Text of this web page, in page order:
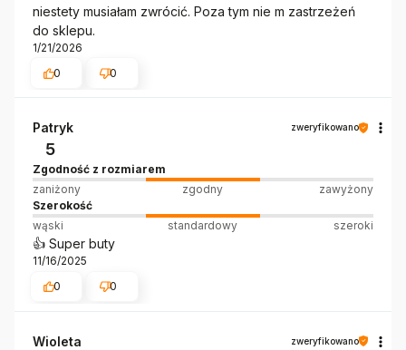
niestety musiałam zwrócić. Poza tym nie m zastrzeżeń
do sklepu.
1/21/2026
0
0
Patryk zweryfikowano
5
Zgodność z rozmiarem
zaniżony
zgodny
zawyżony
Szerokość
wąski
standardowy szeroki
👍️ Super buty
11/16/2025
0
0
Wioleta zweryfikowano